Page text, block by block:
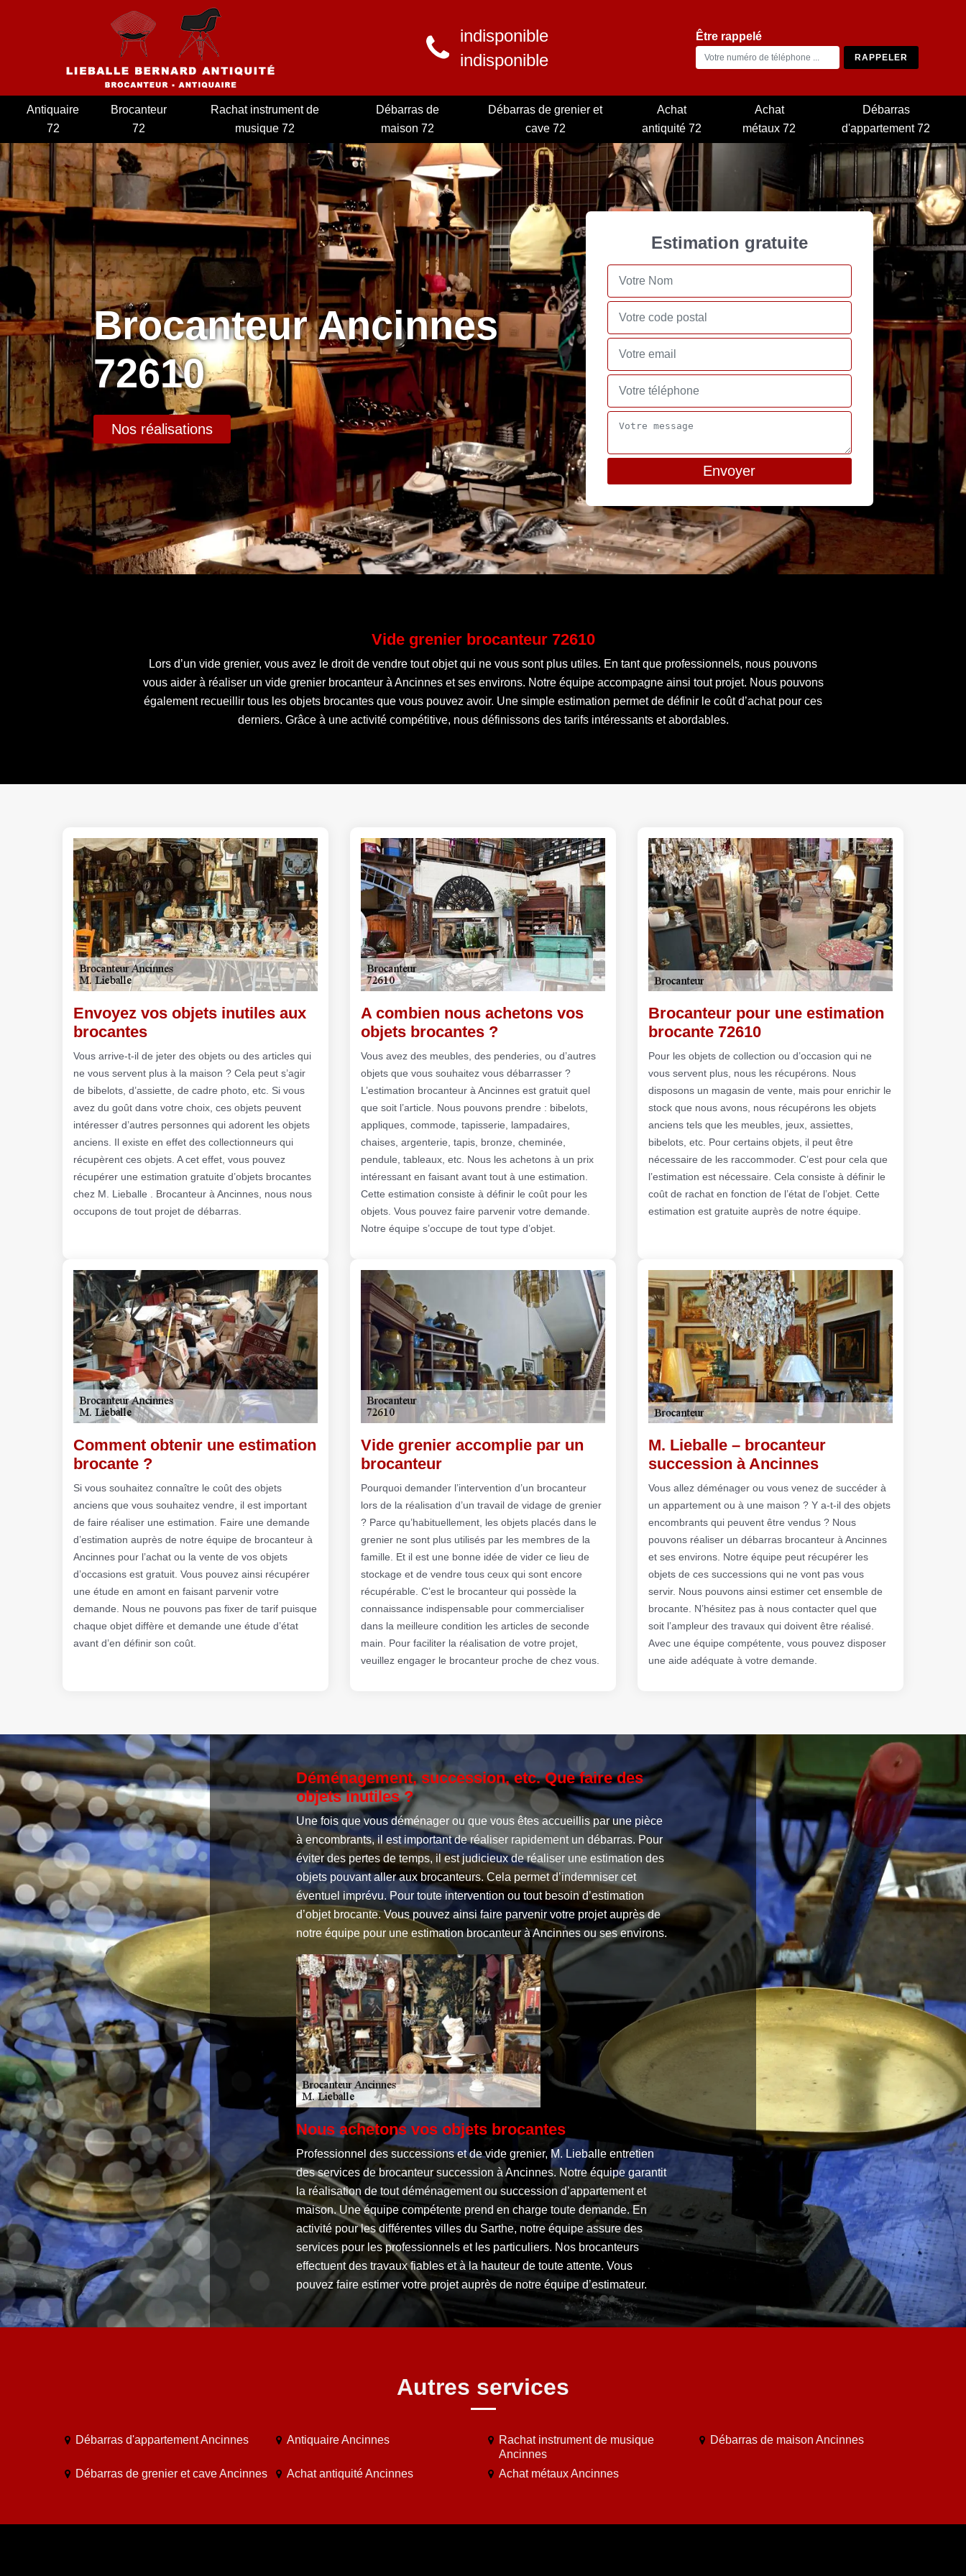
indisponible
indisponible
Être rappelé
Antiquaire
72
Brocanteur
72
Rachat instrument de
musique 72
Débarras de
maison 72
Débarras de grenier et
cave 72
Achat
antiquité 72
Achat
métaux 72
Débarras
d'appartement 72
Brocanteur Ancinnes
72610
Nos réalisations
Estimation gratuite
Vide grenier brocanteur 72610
Lors d’un vide grenier, vous avez le droit de vendre tout objet qui ne vous sont plus utiles. En tant que professionnels, nous pouvons
vous aider à réaliser un vide grenier brocanteur à Ancinnes et ses environs. Notre équipe accompagne ainsi tout projet. Nous pouvons
également recueillir tous les objets brocantes que vous pouvez avoir. Une simple estimation permet de définir le coût d’achat pour ces
derniers. Grâce à une activité compétitive, nous définissons des tarifs intéressants et abordables.
Envoyez vos objets inutiles aux
brocantes
Vous arrive-t-il de jeter des objets ou des articles qui
ne vous servent plus à la maison ? Cela peut s’agir
de bibelots, d’assiette, de cadre photo, etc. Si vous
avez du goût dans votre choix, ces objets peuvent
intéresser d’autres personnes qui adorent les objets
anciens. Il existe en effet des collectionneurs qui
récupèrent ces objets. A cet effet, vous pouvez
récupérer une estimation gratuite d’objets brocantes
chez M. Lieballe . Brocanteur à Ancinnes, nous nous
occupons de tout projet de débarras.
A combien nous achetons vos
objets brocantes ?
Vous avez des meubles, des penderies, ou d’autres
objets que vous souhaitez vous débarrasser ?
L’estimation brocanteur à Ancinnes est gratuit quel
que soit l’article. Nous pouvons prendre : bibelots,
appliques, commode, tapisserie, lampadaires,
chaises, argenterie, tapis, bronze, cheminée,
pendule, tableaux, etc. Nous les achetons à un prix
intéressant en faisant avant tout à une estimation.
Cette estimation consiste à définir le coût pour les
objets. Vous pouvez faire parvenir votre demande.
Notre équipe s’occupe de tout type d’objet.
Brocanteur pour une estimation
brocante 72610
Pour les objets de collection ou d’occasion qui ne
vous servent plus, nous les récupérons. Nous
disposons un magasin de vente, mais pour enrichir le
stock que nous avons, nous récupérons les objets
anciens tels que les meubles, jeux, assiettes,
bibelots, etc. Pour certains objets, il peut être
nécessaire de les raccommoder. C’est pour cela que
l’estimation est nécessaire. Cela consiste à définir le
coût de rachat en fonction de l’état de l’objet. Cette
estimation est gratuite auprès de notre équipe.
Comment obtenir une estimation
brocante ?
Si vous souhaitez connaître le coût des objets
anciens que vous souhaitez vendre, il est important
de faire réaliser une estimation. Faire une demande
d’estimation auprès de notre équipe de brocanteur à
Ancinnes pour l’achat ou la vente de vos objets
d’occasions est gratuit. Vous pouvez ainsi récupérer
une étude en amont en faisant parvenir votre
demande. Nous ne pouvons pas fixer de tarif puisque
chaque objet diffère et demande une étude d’état
avant d’en définir son coût.
Vide grenier accomplie par un
brocanteur
Pourquoi demander l’intervention d’un brocanteur
lors de la réalisation d’un travail de vidage de grenier
? Parce qu’habituellement, les objets placés dans le
grenier ne sont plus utilisés par les membres de la
famille. Et il est une bonne idée de vider ce lieu de
stockage et de vendre tous ceux qui sont encore
récupérable. C’est le brocanteur qui possède la
connaissance indispensable pour commercialiser
dans la meilleure condition les articles de seconde
main. Pour faciliter la réalisation de votre projet,
veuillez engager le brocanteur proche de chez vous.
M. Lieballe – brocanteur
succession à Ancinnes
Vous allez déménager ou vous venez de succéder à
un appartement ou à une maison ? Y a-t-il des objets
encombrants qui peuvent être vendus ? Nous
pouvons réaliser un débarras brocanteur à Ancinnes
et ses environs. Notre équipe peut récupérer les
objets de ces successions qui ne vont pas vous
servir. Nous pouvons ainsi estimer cet ensemble de
brocante. N’hésitez pas à nous contacter quel que
soit l’ampleur des travaux qui doivent être réalisé.
Avec une équipe compétente, vous pouvez disposer
une aide adéquate à votre demande.
Déménagement, succession, etc. Que faire des
objets inutiles ?
Une fois que vous déménager ou que vous êtes accueillis par une pièce
à encombrants, il est important de réaliser rapidement un débarras. Pour
éviter des pertes de temps, il est judicieux de réaliser une estimation des
objets pouvant aller aux brocanteurs. Cela permet d’indemniser cet
éventuel imprévu. Pour toute intervention ou tout besoin d’estimation
d’objet brocante. Vous pouvez ainsi faire parvenir votre projet auprès de
notre équipe pour une estimation brocanteur à Ancinnes ou ses environs.
Nous achetons vos objets brocantes
Professionnel des successions et de vide grenier, M. Lieballe entretien
des services de brocanteur succession à Ancinnes. Notre équipe garantit
la réalisation de tout déménagement ou succession d’appartement et
maison. Une équipe compétente prend en charge toute demande. En
activité pour les différentes villes du Sarthe, notre équipe assure des
services pour les professionnels et les particuliers. Nos brocanteurs
effectuent des travaux fiables et à la hauteur de toute attente. Vous
pouvez faire estimer votre projet auprès de notre équipe d’estimateur.
Autres services
Débarras d'appartement Ancinnes Antiquaire Ancinnes
Rachat instrument de musique
Ancinnes
Débarras de maison Ancinnes
Débarras de grenier et cave Ancinnes Achat antiquité Ancinnes Achat métaux Ancinnes